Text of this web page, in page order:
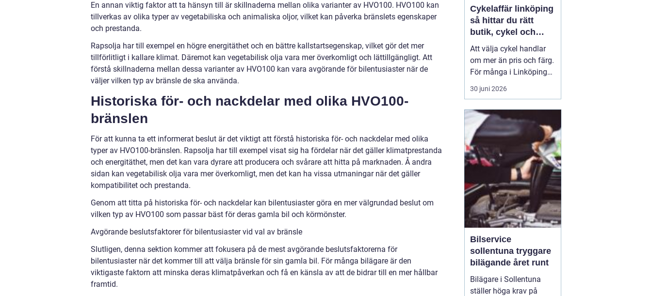
En annan viktig faktor att ta hänsyn till är skillnaderna mellan olika varianter av HVO100. HVO100 kan
tillverkas av olika typer av vegetabiliska och animaliska oljor, vilket kan påverka bränslets egenskaper
och prestanda.
Rapsolja har till exempel en högre energitäthet och en bättre kallstartsegenskap, vilket gör det mer
tillförlitligt i kallare klimat. Däremot kan vegetabilisk olja vara mer överkomligt och lättillgängligt. Att
förstå skillnaderna mellan dessa varianter av HVO100 kan vara avgörande för bilentusiaster när de
väljer vilken typ av bränsle de ska använda.
Historiska för- och nackdelar med olika HVO100-
bränslen
För att kunna ta ett informerat beslut är det viktigt att förstå historiska för- och nackdelar med olika
typer av HVO100-bränslen. Rapsolja har till exempel visat sig ha fördelar när det gäller klimatprestanda
och energitäthet, men det kan vara dyrare att producera och svårare att hitta på marknaden. Å andra
sidan kan vegetabilisk olja vara mer överkomligt, men det kan ha vissa utmaningar när det gäller
kompatibilitet och prestanda.
Genom att titta på historiska för- och nackdelar kan bilentusiaster göra en mer välgrundad beslut om
vilken typ av HVO100 som passar bäst för deras gamla bil och körmönster.
Avgörande beslutsfaktorer för bilentusiaster vid val av bränsle
Slutligen, denna sektion kommer att fokusera på de mest avgörande beslutsfaktorerna för
bilentusiaster när det kommer till att välja bränsle för sin gamla bil. För många bilägare är den
viktigaste faktorn att minska deras klimatpåverkan och få en känsla av att de bidrar till en mer hållbar
framtid.
Cykelaffär linköping
så hittar du rätt
butik, cykel och
service
Att välja cykel handlar
om mer än pris och färg.
För många i Linköping
har cykeln blivit en viktig
del av vardagen för
fritid. En bracykelaffär
Linköpingkan göra ...
30 juni 2026
Bilservice
sollentuna tryggare
bilägande året runt
Bilägare i Sollentuna
ställer höga krav på